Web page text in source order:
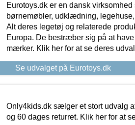
Eurotoys.dk er en dansk
børnemøbler, udklædning,
Alt deres legetøj og relaterede
Europa. De bestræber sig på at
mærker. Klik her for at se deres
Se udvalget på Eurotoys.dk
Only4kids.dk sælger et stort udvalg
og 60 dages returret. Klik her for at